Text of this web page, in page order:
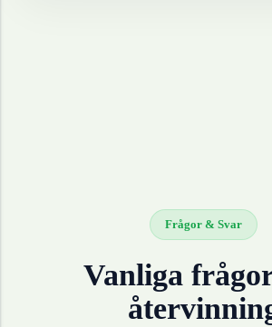
Frågor & Svar
Vanliga